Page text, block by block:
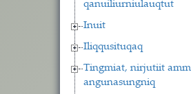
qanuiliurniulauqtut
Inuit
Iliqqusituqaq
Tingmiat, nirjutiit
angunasungniq